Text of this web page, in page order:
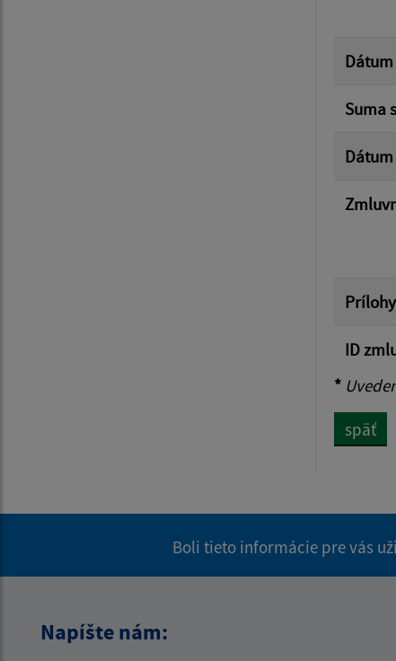
Suma
Prílohy
ID
*
späť
Boli tieto informácie pre vás
Napíšte nám: